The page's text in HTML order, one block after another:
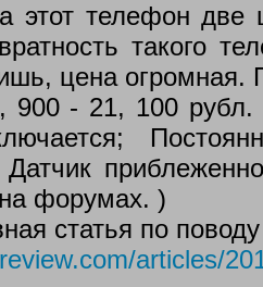
этот телефон
такого
цена огромная.
900 - 21, 100 рубл.
Датчик
форумах. )
статья по
articles/